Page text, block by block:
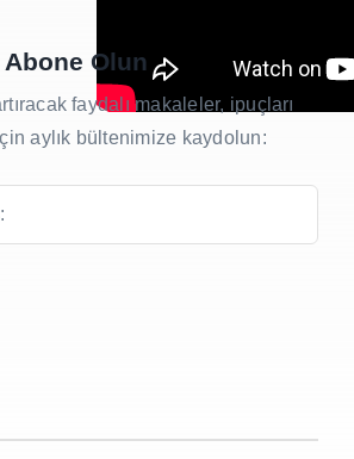
Olun
faydalı makaleler, ipuçları
aylık bültenimize kaydolun: